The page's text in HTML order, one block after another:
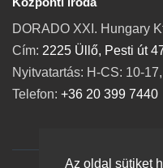
Az oldal sütiket
DORADO XXI. Hungary
Cím: 2225 Üllő, Pesti út
Nyitvatartás: H-CS: 10-
Telefon: +36 20 399 7440